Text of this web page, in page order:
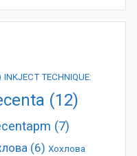
INKJECT TECHNIQUE:
(12)
(7)
(6) Хохлова